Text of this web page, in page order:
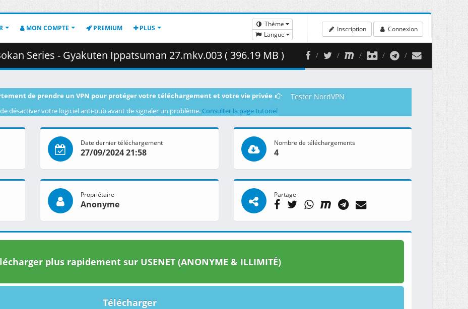
MON COMPTE PREMIUM PLUS
Thème
Langue
Inscription Connexion
Series - Gyakuten Ippatsuman 27.mkv.003 ( 396.19 MB )
de prendre un VPN pour protéger votre téléchargement et votre vie privée Tester NordVPN
désactiver votre logiciel anti-pub avant de signaler un problème. Consulter la page tutoriel
Date dernier téléchargement
27/09/2024 21:58
Nombre de téléchargements
4
Propriétaire
Anonyme
Partage
plus rapidement sur USENET (ANONYME & ILLIMITÉ)
Télécharger